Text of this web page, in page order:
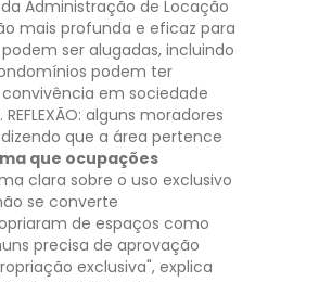
Administração de Locação
mais profunda e eficaz para
ser alugadas, incluindo
podem ter
a convivência em sociedade
REFLEXÃO: alguns moradores
que a área pertence
que ocupações
clara sobre o uso exclusivo
se converte
de espaços como
precisa de aprovação
exclusiva", explica